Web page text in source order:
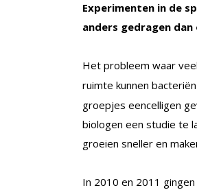
Experimenten in de
anders gedragen
Het probleem waar veel
ruimte kunnen
groepjes eencelligen
biologen een studie te
groeien sneller en
In 2010 en 2011